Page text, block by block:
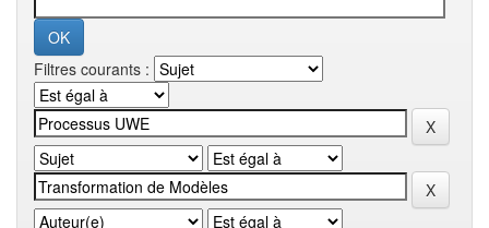
Filtres courants :